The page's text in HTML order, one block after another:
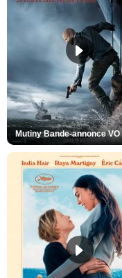
Mutiny Bande-annonce VO